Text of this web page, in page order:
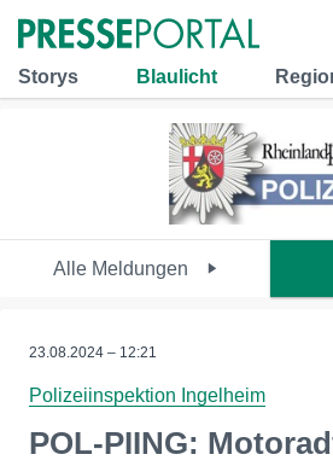
Storys Blaulicht
Alle Meldungen
23.08.2024 – 12:21
Polizeiinspektion Ingelheim
POL-PIING: